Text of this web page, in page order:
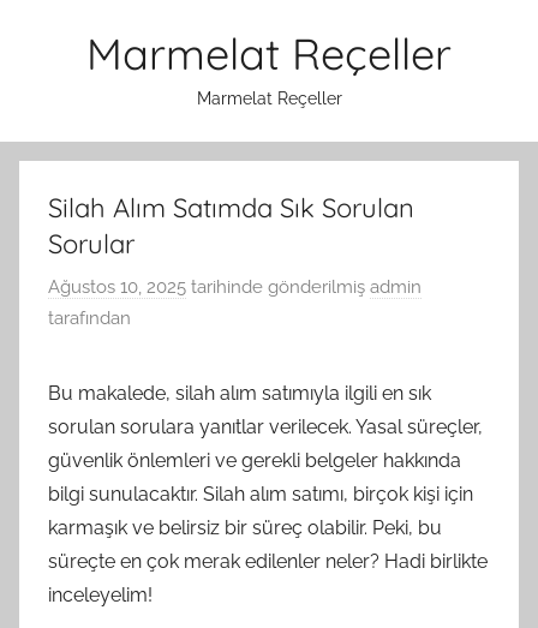
Marmelat Reçeller
Marmelat Reçeller
Silah Alım Satımda Sık Sorulan
Sorular
Ağustos 10, 2025 tarihinde gönderilmiş admin
tarafından
Bu makalede, silah alım satımıyla ilgili en sık
sorulan sorulara yanıtlar verilecek. Yasal süreçler,
güvenlik önlemleri ve gerekli belgeler hakkında
bilgi sunulacaktır. Silah alım satımı, birçok kişi için
karmaşık ve belirsiz bir süreç olabilir. Peki, bu
süreçte en çok merak edilenler neler? Hadi birlikte
inceleyelim!